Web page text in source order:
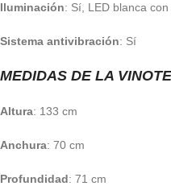
Iluminación: Sí, LED blanca
Sistema antivibración: Sí
MEDIDAS DE LA
Altura: 133 cm
Anchura: 70 cm
Profundidad: 71 cm